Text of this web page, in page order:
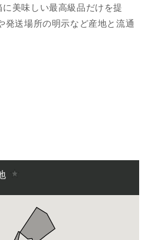
美味しい最高級品だけを提
発送場所の明示など産地と流通